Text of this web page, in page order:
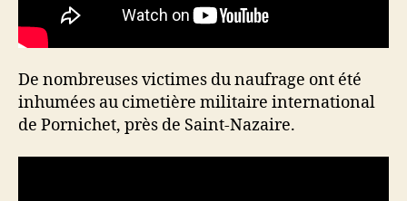
De nombreuses victimes du naufrage ont été
inhumées au cimetière militaire international
de Pornichet, près de Saint-Nazaire.